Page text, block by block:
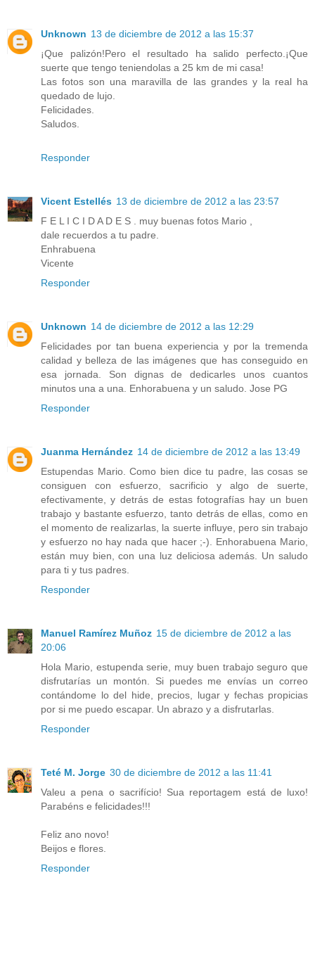
Unknown 13 de diciembre de 2012 a las 15:37
¡Que palizón!Pero el resultado ha salido perfecto.¡Que
suerte que tengo teniendolas a 25 km de mi casa!
Las fotos son una maravilla de las grandes y la real ha
quedado de lujo.
Felicidades.
Saludos.
Responder
Vicent Estellés 13 de diciembre de 2012 a las 23:57
F E L I C I D A D E S . muy buenas fotos Mario ,
dale recuerdos a tu padre.
Enhrabuena
Vicente
Responder
Unknown 14 de diciembre de 2012 a las 12:29
Felicidades por tan buena experiencia y por la tremenda
calidad y belleza de las imágenes que has conseguido en
esa jornada. Son dignas de dedicarles unos cuantos
minutos una a una. Enhorabuena y un saludo. Jose PG
Responder
Juanma Hernández 14 de diciembre de 2012 a las 13:49
Estupendas Mario. Como bien dice tu padre, las cosas se
consiguen con esfuerzo, sacrificio y algo de suerte,
efectivamente, y detrás de estas fotografías hay un buen
trabajo y bastante esfuerzo, tanto detrás de ellas, como en
el momento de realizarlas, la suerte influye, pero sin trabajo
y esfuerzo no hay nada que hacer ;-). Enhorabuena Mario,
están muy bien, con una luz deliciosa además. Un saludo
para ti y tus padres.
Responder
Manuel Ramírez Muñoz 15 de diciembre de 2012 a las
20:06
Hola Mario, estupenda serie, muy buen trabajo seguro que
disfrutarías un montón. Si puedes me envías un correo
contándome lo del hide, precios, lugar y fechas propicias
por si me puedo escapar. Un abrazo y a disfrutarlas.
Responder
Teté M. Jorge 30 de diciembre de 2012 a las 11:41
Valeu a pena o sacrifício! Sua reportagem está de luxo!
Parabéns e felicidades!!!
Feliz ano novo!
Beijos e flores.
Responder